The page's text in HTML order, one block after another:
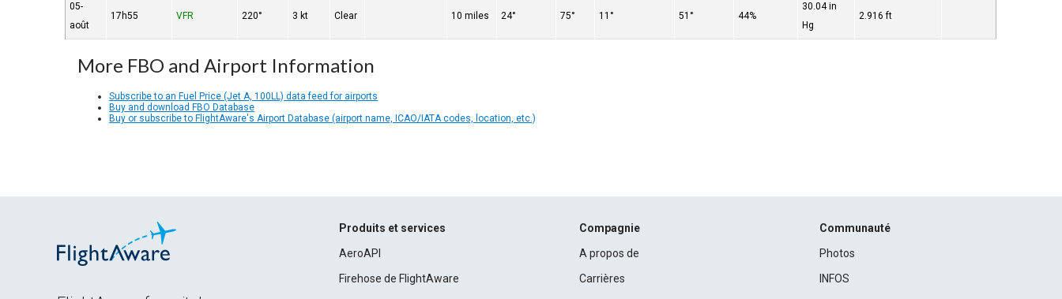
05-
août
17h55 VFR 220° 3 kt Clear 10 miles 24° 75° 11° 51° 44%
30.04 in
Hg
2.916 ft
More FBO and Airport Information
Subscribe to an Fuel Price (Jet A, 100LL) data feed for airports
Buy and download FBO Database
Buy or subscribe to FlightAware's Airport Database (airport name, ICAO/IATA codes, location, etc.)
Produits et services
AeroAPI
Firehose de FlightAware
Compagnie
A propos de
Carrières
Communauté
Photos
INFOS